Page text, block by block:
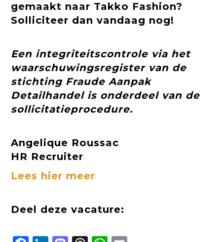
gemaakt naar Takko Fashion?
Solliciteer dan vandaag nog!
Een integriteitscontrole via het
waarschuwingsregister van de
stichting Fraude Aanpak
Detailhandel is onderdeel van de
sollicitatieprocedure.
Angelique Roussac
HR Recruiter
Lees hier meer
Deel deze vacature: